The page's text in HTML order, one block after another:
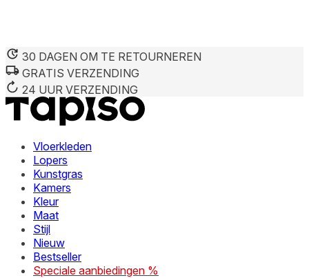
30 DAGEN OM TE RETOURNEREN
GRATIS VERZENDING
24 UUR VERZENDING
Vloerkleden
Lopers
Kunstgras
Kamers
Kleur
Maat
Stijl
Nieuw
Bestseller
Speciale aanbiedingen %
We gebruiken cookies om inhoud en advertenties te
deze informatie combineren met andere gegevens die u
diensten.
Noodzakelijk
Noodzakelijke cookies zijn essentieel voor de
verandert, zoals uw voorkeurstaal of de regio waar u zich